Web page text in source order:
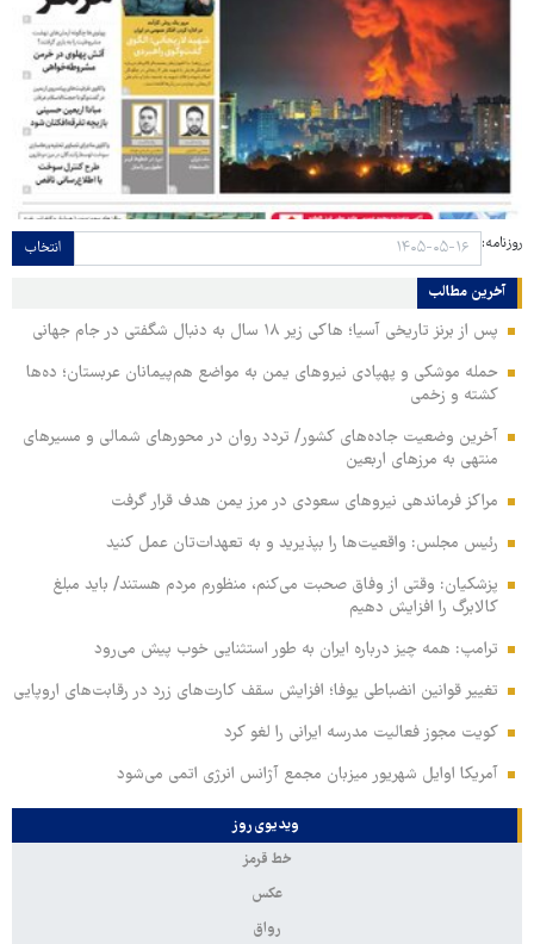
روزنامه: انتخاب
آخرین مطالب
پس از برنز تاریخی آسیا؛ هاکی زیر ۱۸ سال به دنبال شگفتی در جام جهانی
حمله موشکی و پهپادی نیروهای یمن به مواضع هم‌پیمانان عربستان؛ ده‌ها
کشته و زخمی
آخرین وضعیت جاده‌های کشور/ تردد روان در محورهای شمالی و مسیرهای
منتهی به مرزهای اربعین
مراکز فرماندهی نیروهای سعودی در مرز یمن هدف قرار گرفت
رئیس مجلس: واقعیت‌ها را بپذیرید و به تعهدات‌تان عمل کنید
پزشکیان: وقتی از وفاق صحبت می‌کنم، منظورم مردم هستند/ باید مبلغ
کالابرگ را افزایش دهیم
ترامپ: همه چیز درباره ایران به طور استثنایی خوب پیش می‌رود
تغییر قوانین انضباطی یوفا؛ افزایش سقف کارت‌های زرد در رقابت‌های اروپایی
کویت مجوز فعالیت مدرسه ایرانی را لغو کرد
آمریکا اوایل شهریور میزبان مجمع آژانس انرژی اتمی می‌شود
ویدیوی روز
خط قرمز
عکس
رواق